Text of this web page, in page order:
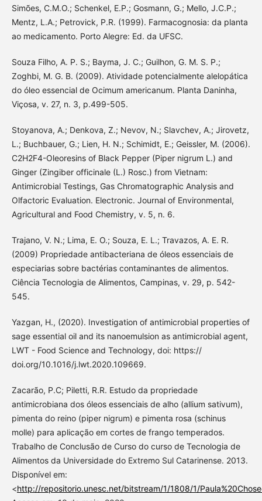
Simões, C.M.O.; Schenkel, E.P.; Gosmann, G.; Mello, J.C.P.;
Mentz, L.A.; Petrovick, P.R. (1999). Farmacognosia: da planta
ao medicamento. Porto Alegre: Ed. da UFSC.
Souza Filho, A. P. S.; Bayma, J. C.; Guilhon, G. M. S. P.;
Zoghbi, M. G. B. (2009). Atividade potencialmente alelopática
do óleo essencial de Ocimum americanum. Planta Daninha,
Viçosa, v. 27, n. 3, p.499-505.
Stoyanova, A.; Denkova, Z.; Nevov, N.; Slavchev, A.; Jirovetz,
L.; Buchbauer, G.; Lien, H. N.; Schimidt, E.; Geissler, M. (2006).
C2H2F4-Oleoresins of Black Pepper (Piper nigrum L.) and
Ginger (Zingiber officinale (L.) Rosc.) from Vietnam:
Antimicrobial Testings, Gas Chromatographic Analysis and
Olfactoric Evaluation. Electronic. Journal of Environmental,
Agricultural and Food Chemistry, v. 5, n. 6.
Trajano, V. N.; Lima, E. O.; Souza, E. L.; Travazos, A. E. R.
(2009) Propriedade antibacteriana de óleos essenciais de
especiarias sobre bactérias contaminantes de alimentos.
Ciência Tecnologia de Alimentos, Campinas, v. 29, p. 542-
545.
Yazgan, H., (2020). Investigation of antimicrobial properties of
sage essential oil and its nanoemulsion as antimicrobial agent,
LWT - Food Science and Technology, doi: https://
doi.org/10.1016/j.lwt.2020.109669.
Zacarão, P.C; Piletti, R.R. Estudo da propriedade
antimicrobiana dos óleos essenciais de alho (allium sativum),
pimenta do reino (piper nigrum) e pimenta rosa (schinus
molle) para aplicação em cortes de frango temperados.
Trabalho de Conclusão de Curso do curso de Tecnologia de
Alimentos da Universidade do Extremo Sul Catarinense. 2013.
Disponível em:
<http://repositorio.unesc.net/bitstream/1/1808/1/